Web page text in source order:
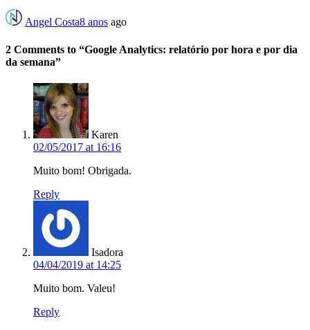
Angel Costa8 anos ago
2 Comments to “Google Analytics: relatório por hora e por dia
da semana”
Karen
02/05/2017 at 16:16
Muito bom! Obrigada.
Reply
Isadora
04/04/2019 at 14:25
Muito bom. Valeu!
Reply